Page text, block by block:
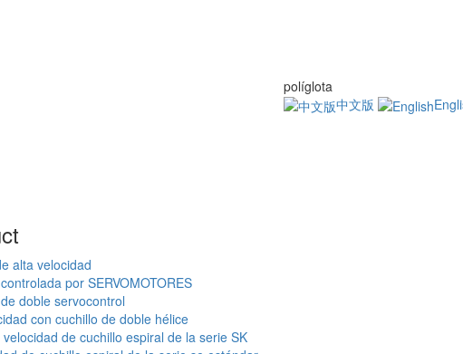
políglota
中文版
alta velocidad
por SERVOMOTORES
doble servocontrol
con cuchillo de doble hélice
de cuchillo espiral de la serie SK